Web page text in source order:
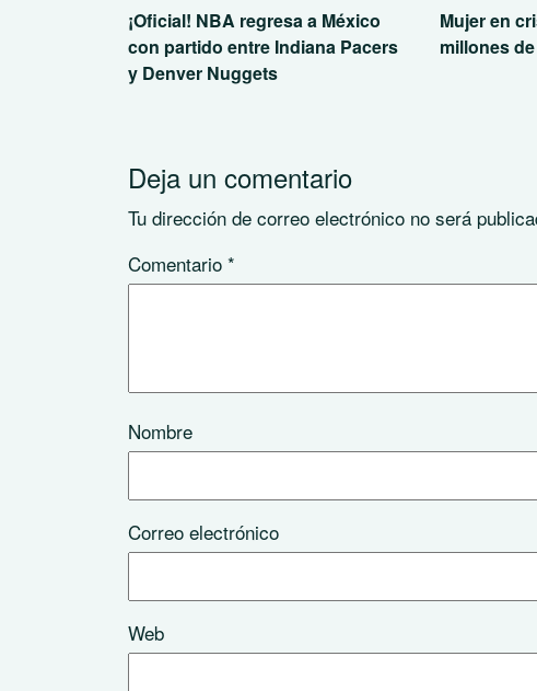
¡Oficial! NBA regresa a México
con partido entre Indiana Pacers
y Denver Nuggets
Mujer en
millones
Deja un comentario
Tu dirección de correo electrónico no será
Comentario *
Nombre
Correo electrónico
Web